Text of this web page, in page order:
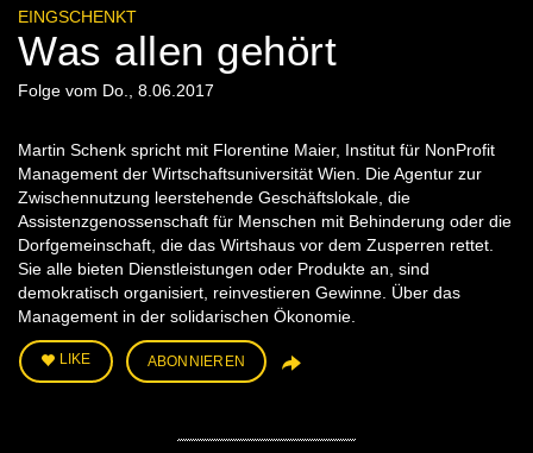
EINGSCHENKT
Was allen gehört
Folge vom Do., 8.06.2017
Martin Schenk spricht mit Florentine Maier, Institut für NonProfit
Management der Wirtschaftsuniversität Wien. Die Agentur zur
Zwischennutzung leerstehende Geschäftslokale, die
Assistenzgenossenschaft für Menschen mit Behinderung oder die
Dorfgemeinschaft, die das Wirtshaus vor dem Zusperren rettet.
Sie alle bieten Dienstleistungen oder Produkte an, sind
demokratisch organisiert, reinvestieren Gewinne. Über das
Management in der solidarischen Ökonomie.
LIKE ABONNIEREN